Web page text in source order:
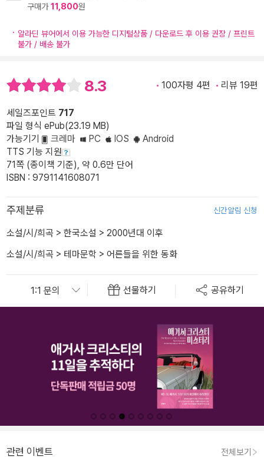
구매가11,800원
알라딘 뷰어에서 이용 가능한 디지털상품 / 다운로드 후 이용 권장 / 프린트
불가 / 배송 불가
8.3 100자평 4편 리뷰 19편
세일즈포인트 717
파일 형식 ePub(23.19 MB)
가능기기
크레마 PC IOS
Android
TTS 기능 지원
71쪽 (종이책 기준), 약 0.6만 단어
ISBN : 9791141608071
주제분류 신간알림 신청
소설/시/희곡 > 한국소설 > 2000년대 이후
소설/시/희곡 > 테마문학 > 어른들을 위한 동화
선물하기 공유하기
관련 이벤트 전체보기